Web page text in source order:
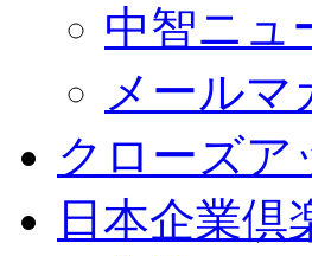
中智ニュ
メールマ
クローズア
日本企業倶